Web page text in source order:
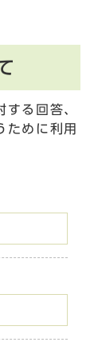
る回答、
ために利用